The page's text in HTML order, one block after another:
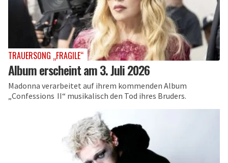
TRAUERSONG „FRAGILE“
Album erscheint am 3. Juli 2026
Madonna verarbeitet auf ihrem kommenden Album
„Confessions II“ musikalisch den Tod ihres Bruders.